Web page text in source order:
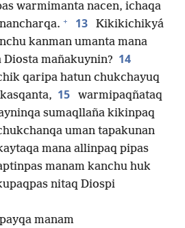
warmimanta nacen, ichaqa
+ 13
Kikikichikyá
kanman umanta mana
mañakuynin? 14
qaripa hatun chukchayuq
15
warmipaqñataq
sumaqllaña kikinpaq
uman tapakunan
mana allinpaq pipas
manam kanchu huk
nitaq Diospi
manam